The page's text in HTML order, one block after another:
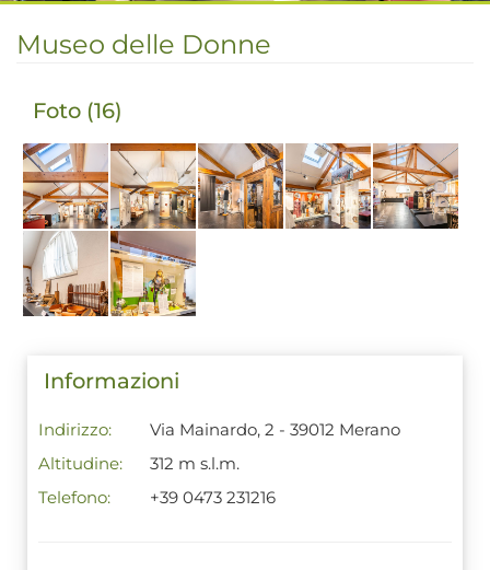
Museo delle Donne
Foto (16)
Informazioni
Indirizzo:
Via Mainardo, 2 - 39012 Merano
Altitudine:
312 m s.l.m.
Telefono:
+39 0473 231216